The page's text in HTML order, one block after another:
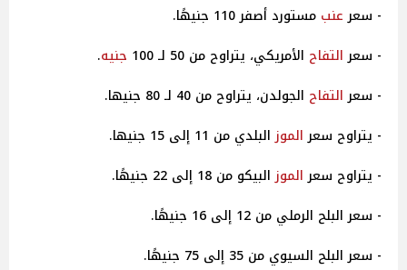
- سعرعنب مستورد أصفر 110 جنيهًا.
- سعرالتفاح الأمريكي، يتراوح من 50 لـ 100 جنيه.
- سعرالتفاح الجولدن، يتراوح من 40 لـ 80 جنيها.
- يتراوح سعرالموزالبلدي من 11 إلى 15 جنيها.
- يتراوح سعرالموزالبيكو من 18 إلى 22 جنيهًا.
- سعر البلح الرملي من 12 إلى 16 جنيهًا.
- سعر البلح السيوي من 35 إلى 75 جنيهًا.